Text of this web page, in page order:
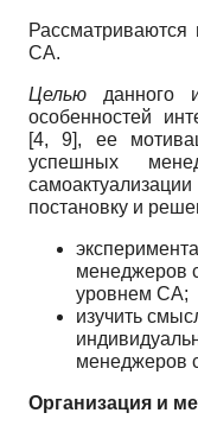
СА.
Целью данного
особенностей
[4, 9], ее
успешных
постановку и
менеджеров
уровнем СА;
изучить
менеджеров
Организация и